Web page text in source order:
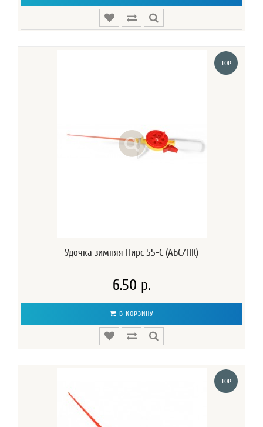
TOP
Удочка зимняя Пирс 55-С (АБС/ПК)
6.50 р.
В КОРЗИНУ
TOP